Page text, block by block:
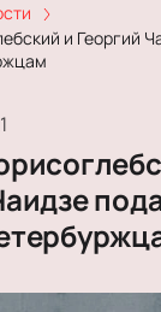
и Георгий